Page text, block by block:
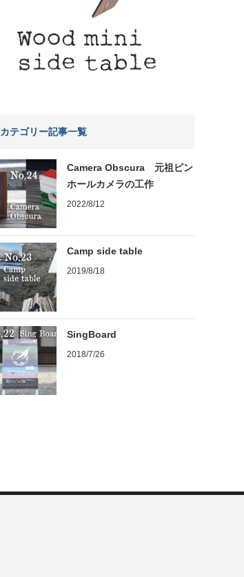
カテゴリー記事一覧
Camera Obscura 元祖ピン
ホールカメラの工作
2022/8/12
Camp side table
2019/8/18
SingBoard
2018/7/26